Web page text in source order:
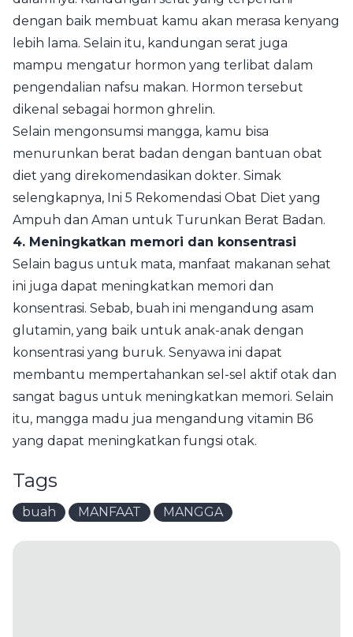
dengan baik membuat kamu akan merasa kenyang
lebih lama. Selain itu, kandungan serat juga
mampu mengatur hormon yang terlibat dalam
pengendalian nafsu makan. Hormon tersebut
dikenal sebagai hormon ghrelin.
Selain mengonsumsi mangga, kamu bisa
menurunkan berat badan dengan bantuan obat
diet yang direkomendasikan dokter. Simak
selengkapnya, Ini 5 Rekomendasi Obat Diet yang
Ampuh dan Aman untuk Turunkan Berat Badan.
4. Meningkatkan memori dan konsentrasi
Selain bagus untuk mata, manfaat makanan sehat
ini juga dapat meningkatkan memori dan
konsentrasi. Sebab, buah ini mengandung asam
glutamin, yang baik untuk anak-anak dengan
konsentrasi yang buruk. Senyawa ini dapat
membantu mempertahankan sel-sel aktif otak dan
sangat bagus untuk meningkatkan memori. Selain
itu, mangga madu jua mengandung vitamin B6
yang dapat meningkatkan fungsi otak.
Tags
buah MANFAAT MANGGA